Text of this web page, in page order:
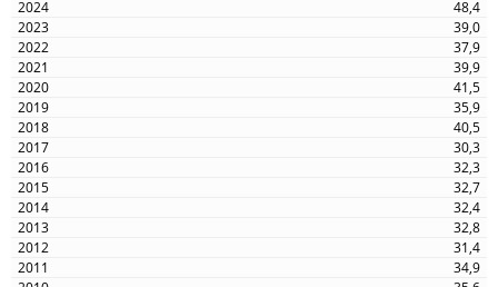
48,4
39,0
37,9
39,9
41,5
35,9
40,5
30,3
32,3
32,7
32,4
32,8
31,4
34,9